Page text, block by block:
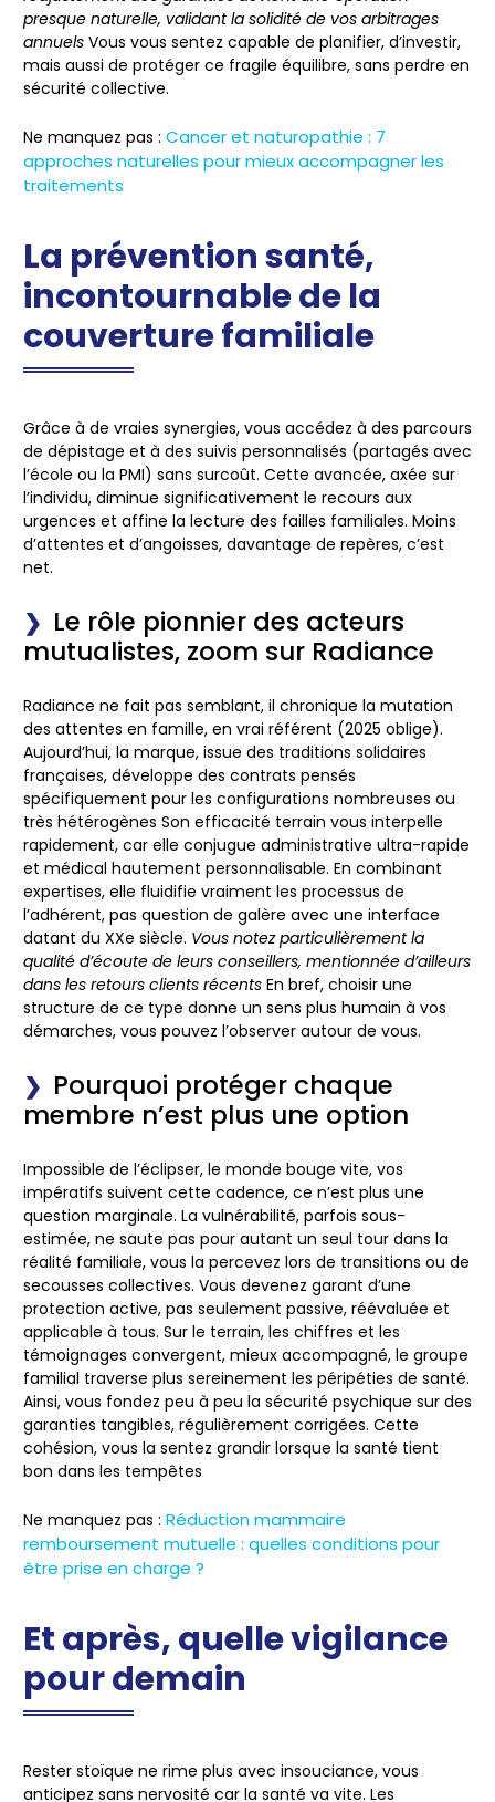
presque naturelle, validant la solidité de vos arbitrages
annuels Vous vous sentez capable de planifier, d’investir,
mais aussi de protéger ce fragile équilibre, sans perdre en
sécurité collective.
Ne manquez pas : Cancer et naturopathie : 7
approches naturelles pour mieux accompagner les
traitements
La prévention santé,
incontournable de la
couverture familiale
Grâce à de vraies synergies, vous accédez à des parcours
de dépistage et à des suivis personnalisés (partagés avec
l’école ou la PMI) sans surcoût. Cette avancée, axée sur
l’individu, diminue significativement le recours aux
urgences et affine la lecture des failles familiales. Moins
d’attentes et d’angoisses, davantage de repères, c’est
net.
Le rôle pionnier des acteurs
mutualistes, zoom sur Radiance
Radiance ne fait pas semblant, il chronique la mutation
des attentes en famille, en vrai référent (2025 oblige).
Aujourd’hui, la marque, issue des traditions solidaires
françaises, développe des contrats pensés
spécifiquement pour les configurations nombreuses ou
très hétérogènes Son efficacité terrain vous interpelle
rapidement, car elle conjugue administrative ultra-rapide
et médical hautement personnalisable. En combinant
expertises, elle fluidifie vraiment les processus de
l’adhérent, pas question de galère avec une interface
datant du XXe siècle. Vous notez particulièrement la
qualité d’écoute de leurs conseillers, mentionnée d’ailleurs
dans les retours clients récents En bref, choisir une
structure de ce type donne un sens plus humain à vos
démarches, vous pouvez l’observer autour de vous.
Pourquoi protéger chaque
membre n’est plus une option
Impossible de l’éclipser, le monde bouge vite, vos
impératifs suivent cette cadence, ce n’est plus une
question marginale. La vulnérabilité, parfois sous-
estimée, ne saute pas pour autant un seul tour dans la
réalité familiale, vous la percevez lors de transitions ou de
secousses collectives. Vous devenez garant d’une
protection active, pas seulement passive, réévaluée et
applicable à tous. Sur le terrain, les chiffres et les
témoignages convergent, mieux accompagné, le groupe
familial traverse plus sereinement les péripéties de santé.
Ainsi, vous fondez peu à peu la sécurité psychique sur des
garanties tangibles, régulièrement corrigées. Cette
cohésion, vous la sentez grandir lorsque la santé tient
bon dans les tempêtes
Ne manquez pas : Réduction mammaire
remboursement mutuelle : quelles conditions pour
être prise en charge ?
Et après, quelle vigilance
pour demain
Rester stoïque ne rime plus avec insouciance, vous
anticipez sans nervosité car la santé va vite. Les